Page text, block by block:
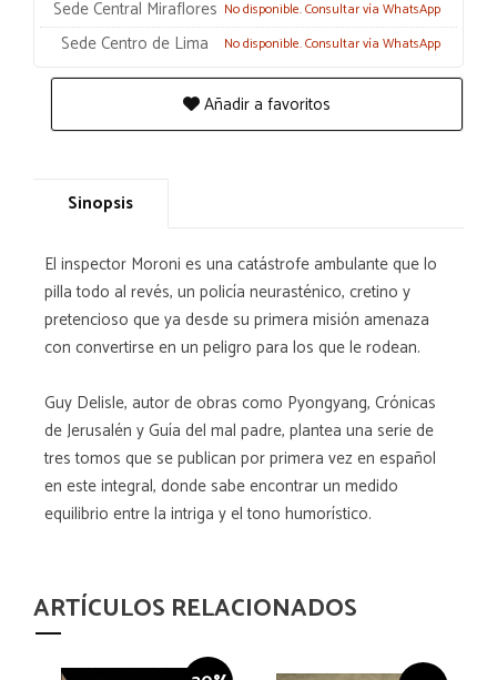
Sede Central Miraflores No disponible. Consultar vía WhatsApp
Sede Centro de Lima No disponible. Consultar vía WhatsApp
Añadir a favoritos
Sinopsis
El inspector Moroni es una catástrofe ambulante que lo
pilla todo al revés, un policía neurasténico, cretino y
pretencioso que ya desde su primera misión amenaza
con convertirse en un peligro para los que le rodean.
Guy Delisle, autor de obras como Pyongyang, Crónicas
de Jerusalén y Guía del mal padre, plantea una serie de
tres tomos que se publican por primera vez en español
en este integral, donde sabe encontrar un medido
equilibrio entre la intriga y el tono humorístico.
ARTÍCULOS RELACIONADOS